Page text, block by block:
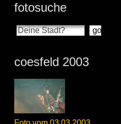
fotosuche
coesfeld 2003